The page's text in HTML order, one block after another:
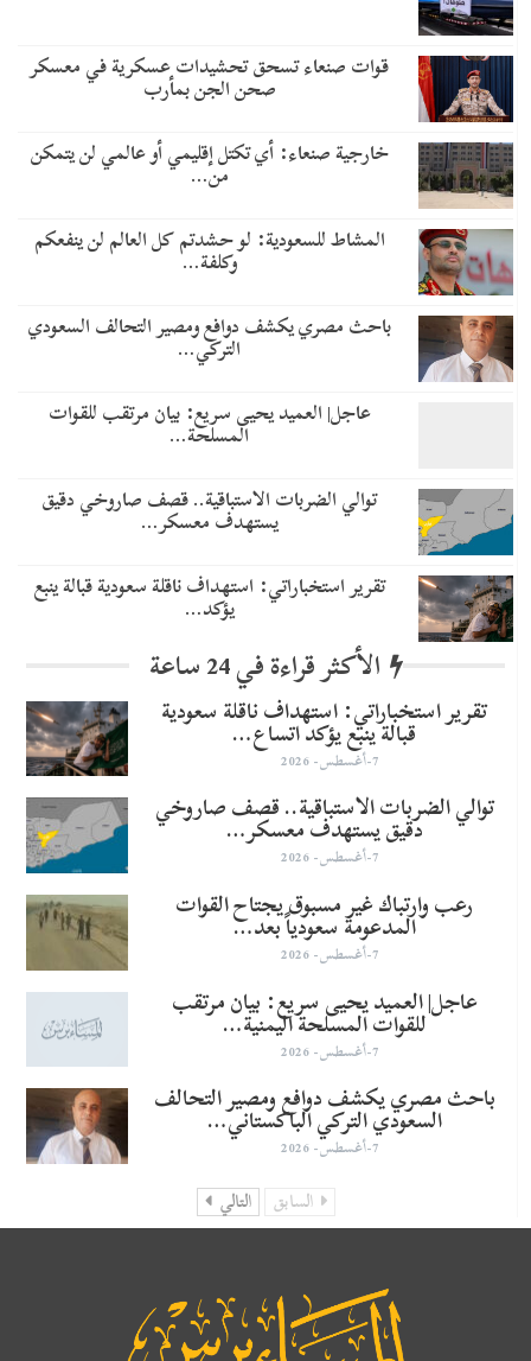
قوات صنعاء تسحق تحشيدات عسكرية في معسكر
صحن الجن بمأرب
خارجية صنعاء: أي تكتل إقليمي أو عالمي لن يتمكن
من…
المشاط للسعودية: لو حشدتم كل العالم لن ينفعكم
وكلفة…
باحث مصري يكشف دوافع ومصير التحالف السعودي
التركي…
عاجل| العميد يحيى سريع: بيان مرتقب للقوات
المسلحة…
توالي الضربات الاستباقية.. قصف صاروخي دقيق
يستهدف معسكر…
تقرير استخباراتي: استهداف ناقلة سعودية قبالة ينبع
يؤكد…
الأكثر قراءة في 24 ساعة
تقرير استخباراتي: استهداف ناقلة سعودية
قبالة ينبع يؤكد اتساع…
7-أغسطس- 2026
توالي الضربات الاستباقية.. قصف صاروخي
دقيق يستهدف معسكر…
7-أغسطس- 2026
رعب وارتباك غير مسبوق يجتاح القوات
المدعومة سعودياً بعد…
7-أغسطس- 2026
عاجل| العميد يحيى سريع: بيان مرتقب
للقوات المسلحة اليمنية…
7-أغسطس- 2026
باحث مصري يكشف دوافع ومصير التحالف
السعودي التركي الباكستاني…
7-أغسطس- 2026
السابق التالي